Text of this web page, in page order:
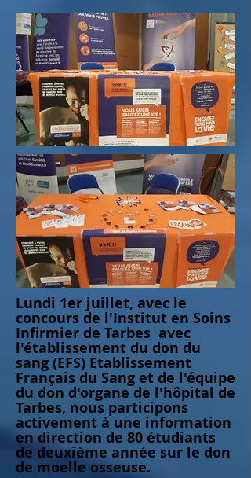
Lundi 1er juillet, avec le
concours de l'Institut en Soins
Infirmier de Tarbes avec
l'établissement du don du
sang (EFS) Etablissement
Français du Sang et de l'équipe
du don d'organe de l'hôpital de
Tarbes, nous participons
activement à une information
en direction de 80 étudiants
de deuxième année sur le don
de moelle osseuse.